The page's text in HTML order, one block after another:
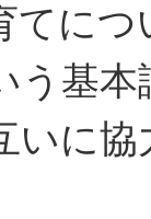
てに
う基
いに